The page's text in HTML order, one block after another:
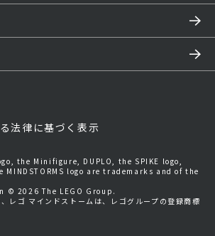
法律に基づく表示
the Minifigure, DUPLO, the SPIKE logo,
MINDSTORMS logo are trademarks and of the
© 2026 The LEGO Group.
レゴ マインドストームは、レゴグループの登録商標